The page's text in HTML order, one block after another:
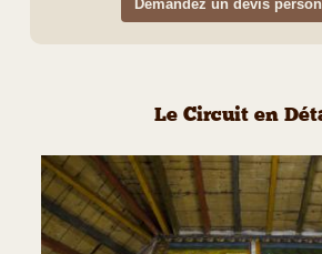
Demandez un devis
Le Circuit en